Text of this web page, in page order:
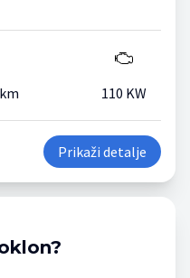
110 KW
Prikaži detalje